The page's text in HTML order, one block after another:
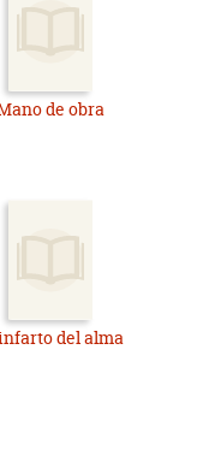
de obra
del alma